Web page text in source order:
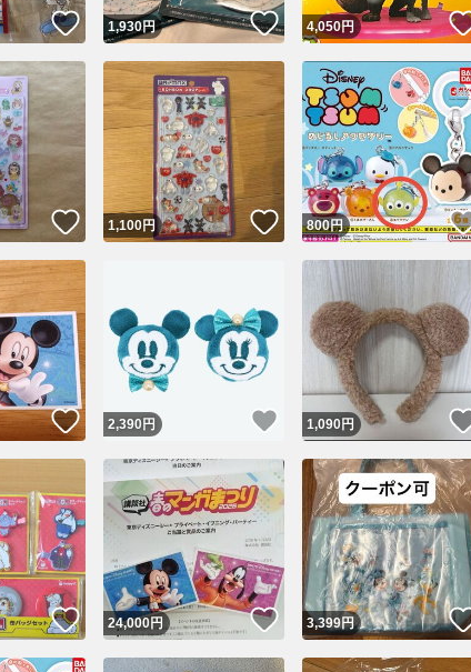
いいね！
1,930円 いいね！
4,050円
いいね！
1,100円 いいね！
800円
いいね！
2,390 円 いいね！
1,090円
いいね！
24,000円 いいね！
3,399円